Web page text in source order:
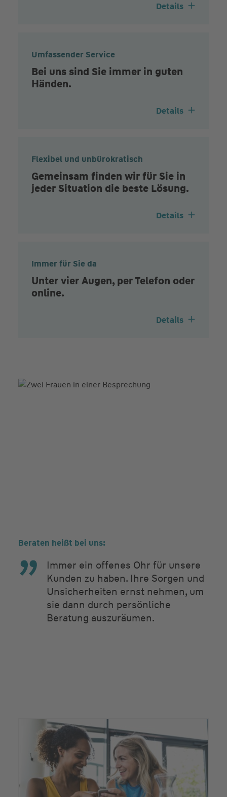
Details
Umfassender Service
Bei uns sind Sie immer in guten
Händen.
Details
Flexibel und unbürokratisch
Gemeinsam finden wir für Sie in
jeder Situation die beste Lösung.
Details
Immer für Sie da
Unter vier Augen, per Telefon oder
online.
Details
Beraten heißt bei uns:
Immer ein offenes Ohr für unsere
Kunden zu haben. Ihre Sorgen und
Unsicherheiten ernst nehmen, um
sie dann durch persönliche
Beratung auszuräumen.